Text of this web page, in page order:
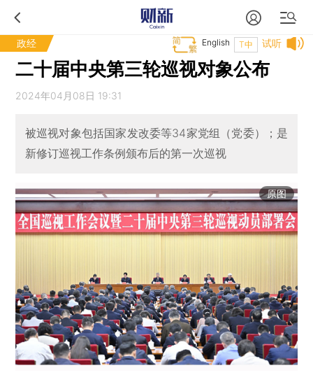
政经 试听
T中
English
二十届中央第三轮巡视对象公布
2024年04月08日 19:31
被巡视对象包括国家发改委等34家党组（党委）；是
新修订巡视工作条例颁布后的第一次巡视
原图